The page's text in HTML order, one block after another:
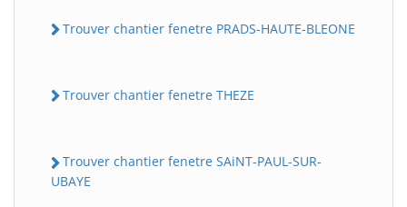
Trouver chantier fenetre PRADS-HAUTE-BLEONE
Trouver chantier fenetre THEZE
Trouver chantier fenetre SAiNT-PAUL-SUR-
UBAYE